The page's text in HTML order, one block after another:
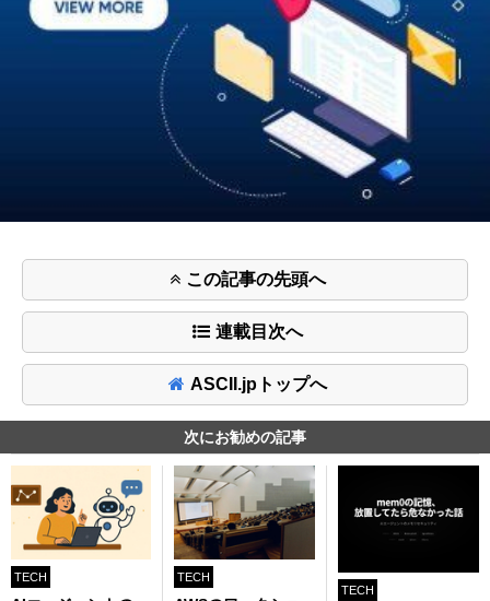
この記事の先頭へ
連載目次へ
ASCII.jpトップへ
次にお勧めの記事
TECH TECH
TECH